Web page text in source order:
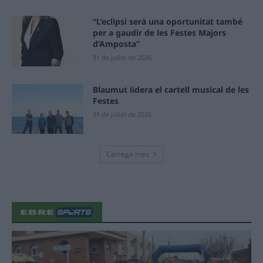
“L’eclipsi serà una oportunitat també
per a gaudir de les Festes Majors
d’Amposta”
31 de juliol de 2026
Blaumut lidera el cartell musical de les
Festes
31 de juliol de 2026
Carrega més